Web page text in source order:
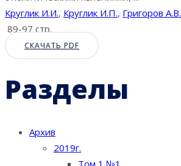
Круглик И.И., Круглик И.П., Григоров А.В.
89-97 стр.
СКАЧАТЬ PDF
Разделы
Архив
2019г.